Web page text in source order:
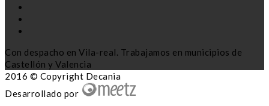
Con despacho en Vila-real. Trabajamos en municipios de
Castellón y Valencia
2016 © Copyright Decania
Desarrollado por